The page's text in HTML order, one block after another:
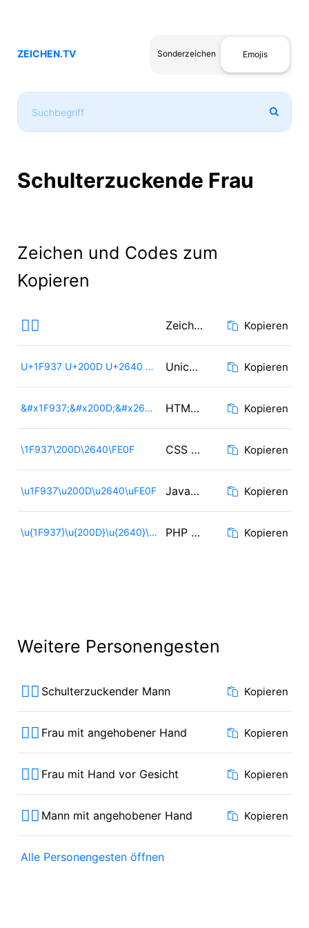
ZEICHEN.TV Sonderzeichen Emojis
Schulterzuckende Frau
Zeichen und Codes zum
Kopieren
🤷‍♀️ Zeichen Kopieren
U+1F937 U+200D U+2640 U+FE0F Unicode Kopieren
&#x1F937;&#x200D;&#x2640;&#xFE0F; HTML Code Kopieren
\1F937\200D\2640\FE0F CSS Code Kopieren
\u1F937\u200D\u2640\uFE0F JavaScript Code Kopieren
\u{1F937}\u{200D}\u{2640}\u{FE0F} PHP / Ruby Code Kopieren
Weitere Personengesten
🤷‍♂️ Schulterzuckender Mann Kopieren
🙋‍♀️ Frau mit angehobener Hand Kopieren
🤦‍♀️ Frau mit Hand vor Gesicht Kopieren
🙋‍♂️ Mann mit angehobener Hand Kopieren
Alle Personengesten öffnen